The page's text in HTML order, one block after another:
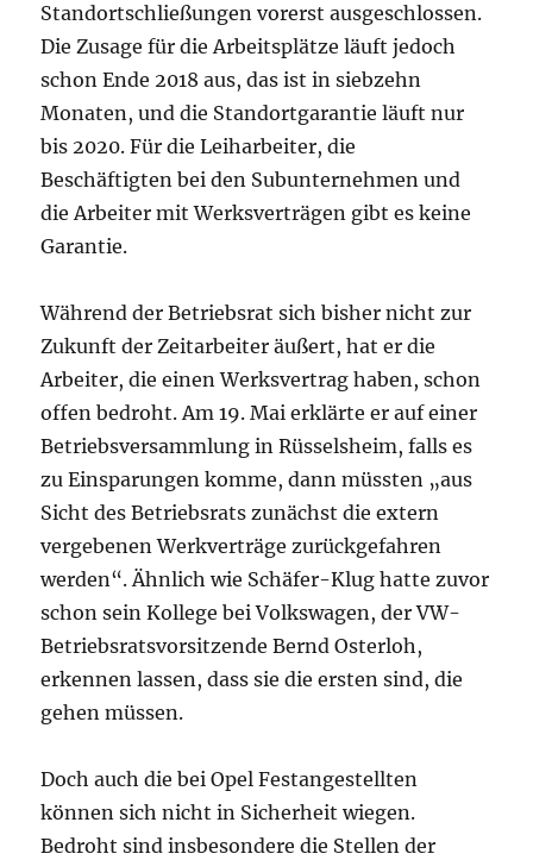
Standortschließungen vorerst ausgeschlossen.
Die Zusage für die Arbeitsplätze läuft jedoch
schon Ende 2018 aus, das ist in siebzehn
Monaten, und die Standortgarantie läuft nur
bis 2020. Für die Leiharbeiter, die
Beschäftigten bei den Subunternehmen und
die Arbeiter mit Werksverträgen gibt es keine
Garantie.
Während der Betriebsrat sich bisher nicht zur
Zukunft der Zeitarbeiter äußert, hat er die
Arbeiter, die einen Werksvertrag haben, schon
offen bedroht. Am 19. Mai erklärte er auf einer
Betriebsversammlung in Rüsselsheim, falls es
zu Einsparungen komme, dann müssten „aus
Sicht des Betriebsrats zunächst die extern
vergebenen Werkverträge zurückgefahren
werden“. Ähnlich wie Schäfer-Klug hatte zuvor
schon sein Kollege bei Volkswagen, der VW-
Betriebsratsvorsitzende Bernd Osterloh,
erkennen lassen, dass sie die ersten sind, die
gehen müssen.
Doch auch die bei Opel Festangestellten
können sich nicht in Sicherheit wiegen.
Bedroht sind insbesondere die Stellen der